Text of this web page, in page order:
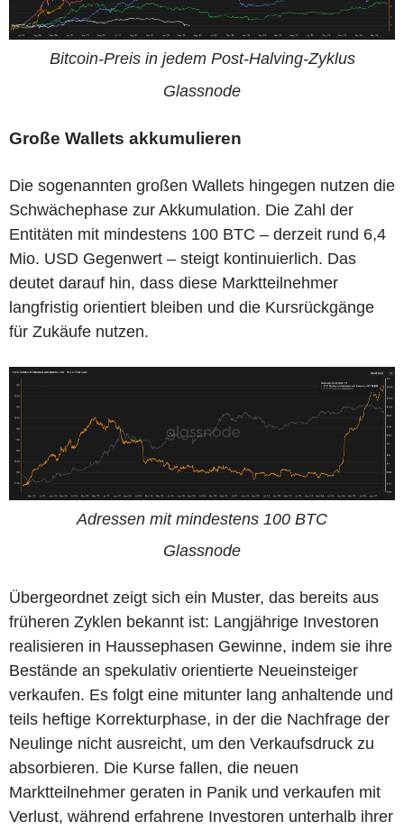
Bitcoin-Preis in jedem Post-Halving-Zyklus
Glassnode
Große Wallets akkumulieren
Die sogenannten großen Wallets hingegen nutzen die
Schwächephase zur Akkumulation. Die Zahl der
Entitäten mit mindestens 100 BTC – derzeit rund 6,4
Mio. USD Gegenwert – steigt kontinuierlich. Das
deutet darauf hin, dass diese Marktteilnehmer
langfristig orientiert bleiben und die Kursrückgänge
für Zukäufe nutzen.
Adressen mit mindestens 100 BTC
Glassnode
Übergeordnet zeigt sich ein Muster, das bereits aus
früheren Zyklen bekannt ist: Langjährige Investoren
realisieren in Haussephasen Gewinne, indem sie ihre
Bestände an spekulativ orientierte Neueinsteiger
verkaufen. Es folgt eine mitunter lang anhaltende und
teils heftige Korrekturphase, in der die Nachfrage der
Neulinge nicht ausreicht, um den Verkaufsdruck zu
absorbieren. Die Kurse fallen, die neuen
Marktteilnehmer geraten in Panik und verkaufen mit
Verlust, während erfahrene Investoren unterhalb ihrer